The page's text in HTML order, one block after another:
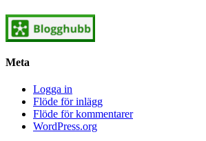
Meta
Logga in
Flöde för inlägg
Flöde för kommentarer
WordPress.org